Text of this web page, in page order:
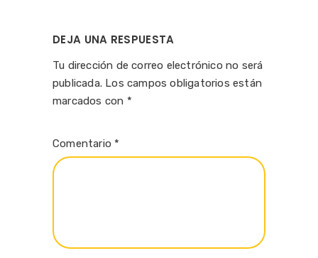
DEJA UNA RESPUESTA
Tu dirección de correo electrónico no será
publicada. Los campos obligatorios están
marcados con *
Comentario *